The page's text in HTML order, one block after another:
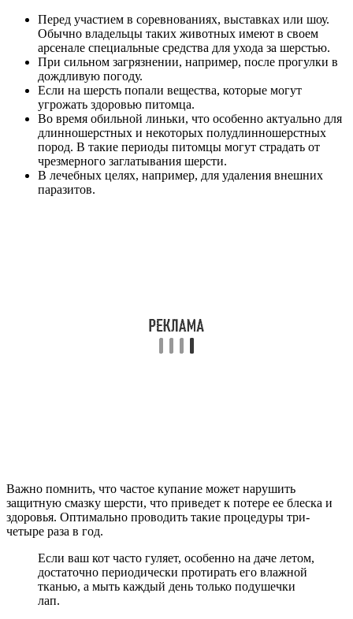
Перед участием в соревнованиях, выставках или шоу.
Обычно владельцы таких животных имеют в своем
арсенале специальные средства для ухода за шерстью.
При сильном загрязнении, например, после прогулки в
дождливую погоду.
Если на шерсть попали вещества, которые могут
угрожать здоровью питомца.
Во время обильной линьки, что особенно актуально для
длинношерстных и некоторых полудлинношерстных
пород. В такие периоды питомцы могут страдать от
чрезмерного заглатывания шерсти.
В лечебных целях, например, для удаления внешних
паразитов.
Важно помнить, что частое купание может нарушить
защитную смазку шерсти, что приведет к потере ее блеска и
здоровья. Оптимально проводить такие процедуры три-
четыре раза в год.
Если ваш кот часто гуляет, особенно на даче летом,
достаточно периодически протирать его влажной
тканью, а мыть каждый день только подушечки
лап.